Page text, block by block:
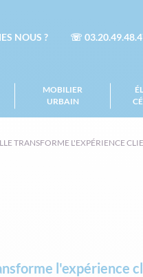
NOUS ? ☏
MOBILIER
URBAIN
TRANSFORME L'EXPÉRIENCE
l'expérience